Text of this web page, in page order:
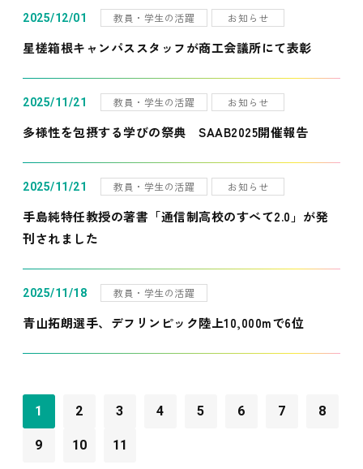
2025/12/01 教員・学生の活躍 お知らせ
星槎箱根キャンパススタッフが商工会議所にて表彰
2025/11/21 教員・学生の活躍 お知らせ
多様性を包摂する学びの祭典 SAAB2025開催報告
2025/11/21 教員・学生の活躍 お知らせ
手島純特任教授の著書「通信制高校のすべて2.0」が発
刊されました
2025/11/18 教員・学生の活躍
青山拓朗選手、デフリンピック陸上10,000mで6位
1 2 3 4 5 6 7 8
9 10 11